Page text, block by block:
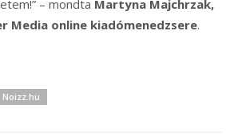
– mondta Martyna Majchrzak,
Media online kiadómenedzsere.
Noizz.hu